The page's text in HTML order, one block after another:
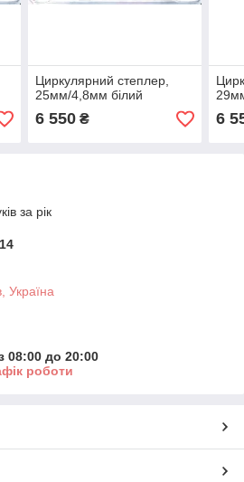
Циркулярний степлер,
25мм/4,8мм білий
6 550₴ 6
за рік
Україна
08:00 до 20:00
роботи